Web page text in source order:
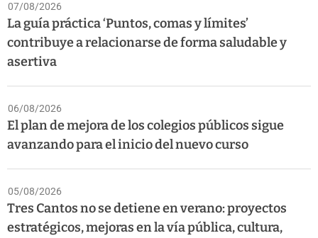
07/08/2026
La guía práctica ‘Puntos, comas y límites’
contribuye a relacionarse de forma saludable y
asertiva
06/08/2026
El plan de mejora de los colegios públicos sigue
avanzando para el inicio del nuevo curso
05/08/2026
Tres Cantos no se detiene en verano: proyectos
estratégicos, mejoras en la vía pública, cultura,